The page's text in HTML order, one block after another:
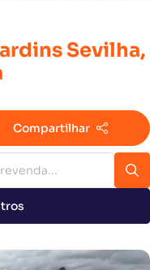
Sevilha,
Compartilhar